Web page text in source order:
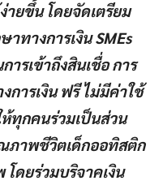
ายขึ้น โดยจัดเตรียม
ทางการเงิน SMEs
รเข้าถึงสินเชื่อ การ
ารเงิน ฟรี ไม่มีค่าใช้
ห้ทุกคนร่วมเป็นส่วน
ภาพชีวิตเด็กออทิสติก
ดยร่วมบริจาคเงิน